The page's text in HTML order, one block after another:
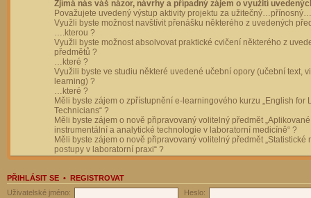
Zjímá nás váš názor, návrhy a případný zájem o využití
Považujete uvedený výstup aktivity projektu za
Využli byste možnost navštívit přenášku některého z uvedených
….kterou ?
Využli byste možnost absolvovat praktické cvičení některého z
předmětů ?
…které ?
Využili byste ve studiu některé uvedené učební opory (učební text,
learning) ?
…které ?
Měli byste zájem o zpřístupnění e-learningového kurzu „English for
Technicians“ ?
Měli byste zájem o nově připravovaný volitelný předmět „Aplikované
instrumentální a analytické technologie v laboratorní medicíně“ ?
Měli byste zájem o nově připravovaný volitelný předmět „Statistické
postupy v laboratorní praxi“ ?
PŘIHLÁSIT SE • REGISTROVAT
Uživatelské jméno:
Heslo: